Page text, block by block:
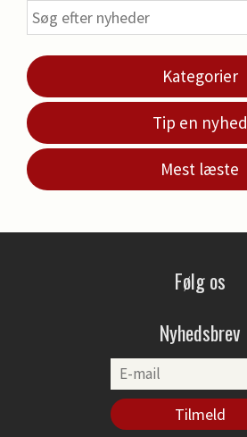
Kategorier
Tip en nyhed
Mest læste
Følg os
Nyhedsbrev